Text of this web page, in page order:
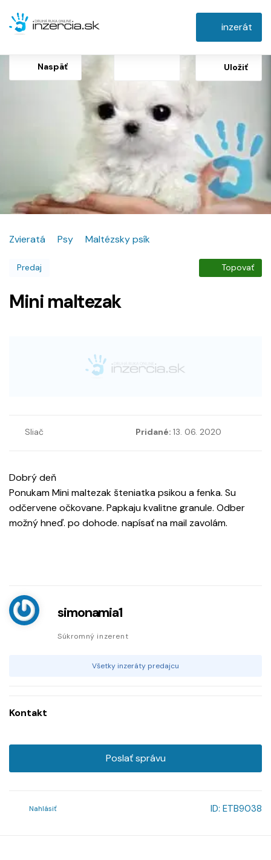
inzerát
Naspäť Uložiť
Zvieratá Psy Maltézsky psík
Predaj Topovať
Mini maltezak
Sliač Pridané: 13. 06. 2020
Dobrý deň
Ponukam Mini maltezak šteniatka psikou a fenka. Su
odčervene očkovane. Papkaju kvalitne granule. Odber
možný hneď. po dohode. napísať na mail zavolám.
simonamia1
Súkromný inzerent
Všetky inzeráty predajcu
Kontakt
Poslať správu
Nahlásiť ID: ETB9038